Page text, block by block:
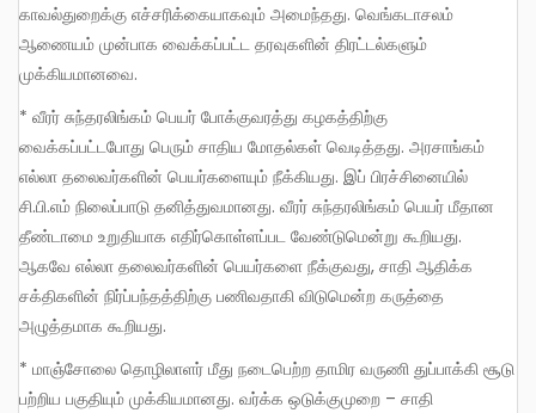
காவல்துறைக்கு எச்சரிக்கையாகவும் அமைந்தது. வெங்கடாசலம்
ஆணையம் முன்பாக வைக்கப்பட்ட தரவுகளின் திரட்டல்களும்
முக்கியமானவை.
* வீரர் சுந்தரலிங்கம் பெயர் போக்குவரத்து கழகத்திற்கு
வைக்கப்பட்டபோது பெரும் சாதிய மோதல்கள் வெடித்தது. அரசாங்கம்
எல்லா தலைவர்களின் பெயர்களையும் நீக்கியது. இப் பிரச்சினையில்
சி.பி.எம் நிலைப்பாடு தனித்துவமானது. வீரர் சுந்தரலிங்கம் பெயர் மீதான
தீண்டாமை உறுதியாக எதிர்கொள்ளப்பட வேண்டுமென்று கூறியது.
ஆகவே எல்லா தலைவர்களின் பெயர்களை நீக்குவது, சாதி ஆதிக்க
சக்திகளின் நிர்ப்பந்தத்திற்கு பணிவதாகி விடுமென்ற கருத்தை
அழுத்தமாக கூறியது.
* மாஞ்சோலை தொழிலாளர் மீது நடைபெற்ற தாமிர வருணி துப்பாக்கி சூடு
பற்றிய பகுதியும் முக்கியமானது. வர்க்க ஒடுக்குமுறை – சாதி